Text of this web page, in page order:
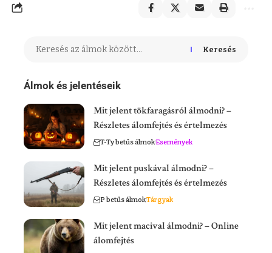
Keresés
Álmok és jelentéseik
Mit jelent tökfaragásról álmodni? –
Részletes álomfejtés és értelmezés
T-Ty betűs álmokEsemények
Mit jelent puskával álmodni? –
Részletes álomfejtés és értelmezés
P betűs álmokTárgyak
Mit jelent macival álmodni? – Online
álomfejtés